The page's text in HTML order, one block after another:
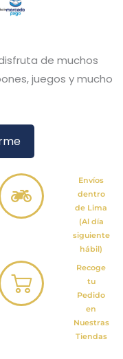
de muchos
juegos y mucho
Envíos
dentro
de Lima
(Al día
siguiente
hábil)
Recoge
tu
Pedido
en
Nuestras
Tiendas